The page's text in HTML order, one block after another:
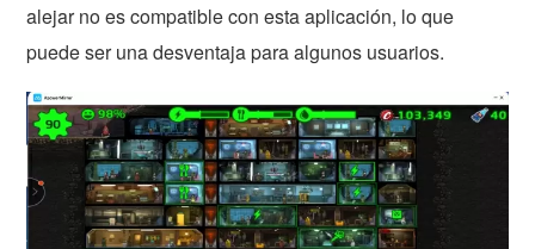
alejar no es compatible con esta aplicación, lo que
puede ser una desventaja para algunos usuarios.